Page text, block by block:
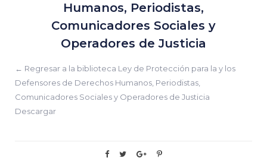
Humanos, Periodistas,
Comunicadores Sociales y
Operadores de Justicia
← Regresar a la biblioteca Ley de Protección para la y los
Defensores de Derechos Humanos, Periodistas,
Comunicadores Sociales y Operadores de Justicia
Descargar